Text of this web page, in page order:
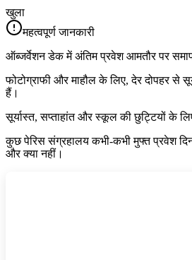
खुला
महत्वपूर्ण जानकारी
ऑब्जर्वेशन डेक में अंतिम प्रवेश आमतौर पर
फोटोग्राफी और माहौल के लिए, देर दोपहर
हैं।
सूर्यास्त, सप्ताहांत और स्कूल की छुट्टियों के
कुछ पेरिस संग्रहालय कभी-कभी मुफ्त प्रवेश
और क्या नहीं।